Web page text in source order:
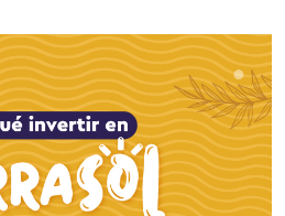
por esta compañía lo
una entusiasta del marketing
convertirme en la Directora […]